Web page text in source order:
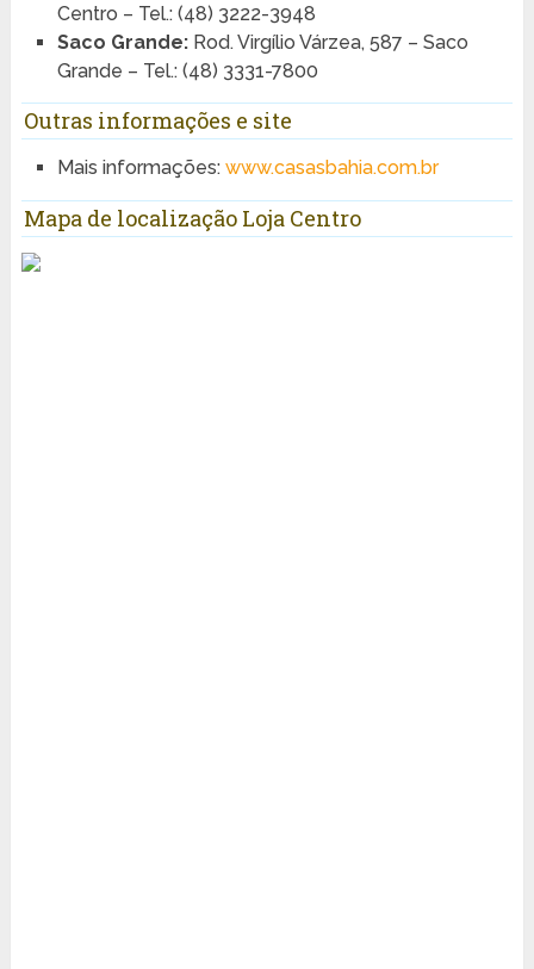
Centro – Tel.: (48) 3222-3948
Saco Grande: Rod. Virgílio Várzea, 587 – Saco
Grande – Tel.: (48) 3331-7800
Outras informações e site
Mais informações: www.casasbahia.com.br
Mapa de localização Loja Centro